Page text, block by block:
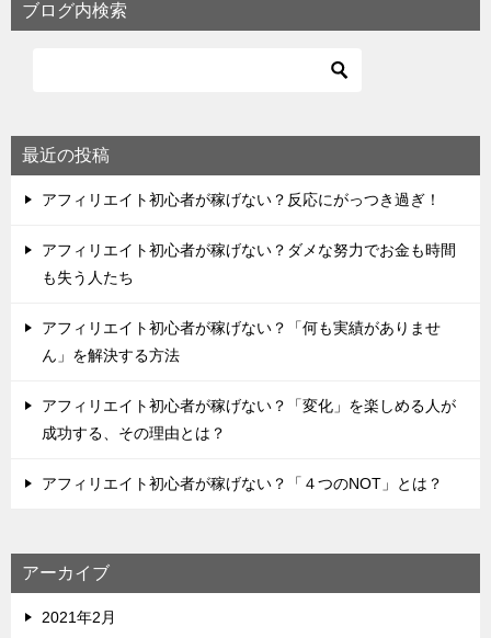
ブログ内検索
最近の投稿
アフィリエイト初心者が稼げない？反応にがっつき過ぎ！
アフィリエイト初心者が稼げない？ダメな努力でお金も時間
も失う人たち
アフィリエイト初心者が稼げない？「何も実績がありませ
ん」を解決する方法
アフィリエイト初心者が稼げない？「変化」を楽しめる人が
成功する、その理由とは？
アフィリエイト初心者が稼げない？「４つのNOT」とは？
アーカイブ
2021年2月